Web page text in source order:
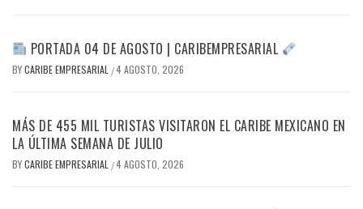
PORTADA 04 DE AGOSTO | CARIBEMPRESARIAL
BYCARIBE EMPRESARIAL /4 AGOSTO, 2026
MÁS DE 455 MIL TURISTAS VISITARON EL CARIBE MEXICANO EN
LA ÚLTIMA SEMANA DE JULIO
BYCARIBE EMPRESARIAL /4 AGOSTO, 2026